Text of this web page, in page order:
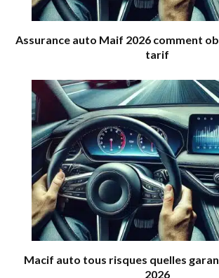
Assurance auto Maif 2026 comment
tarif
Macif auto tous risques quelles
2026